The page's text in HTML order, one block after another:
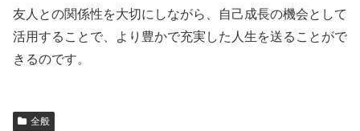
友人との関係性を大切にしながら、自己成長の機会として
活用することで、より豊かで充実した人生を送ることがで
きるのです。
全般